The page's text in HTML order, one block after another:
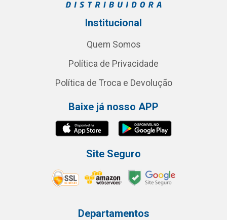
Institucional
Quem Somos
Política de Privacidade
Política de Troca e Devolução
Baixe já nosso APP
Site Seguro
Departamentos